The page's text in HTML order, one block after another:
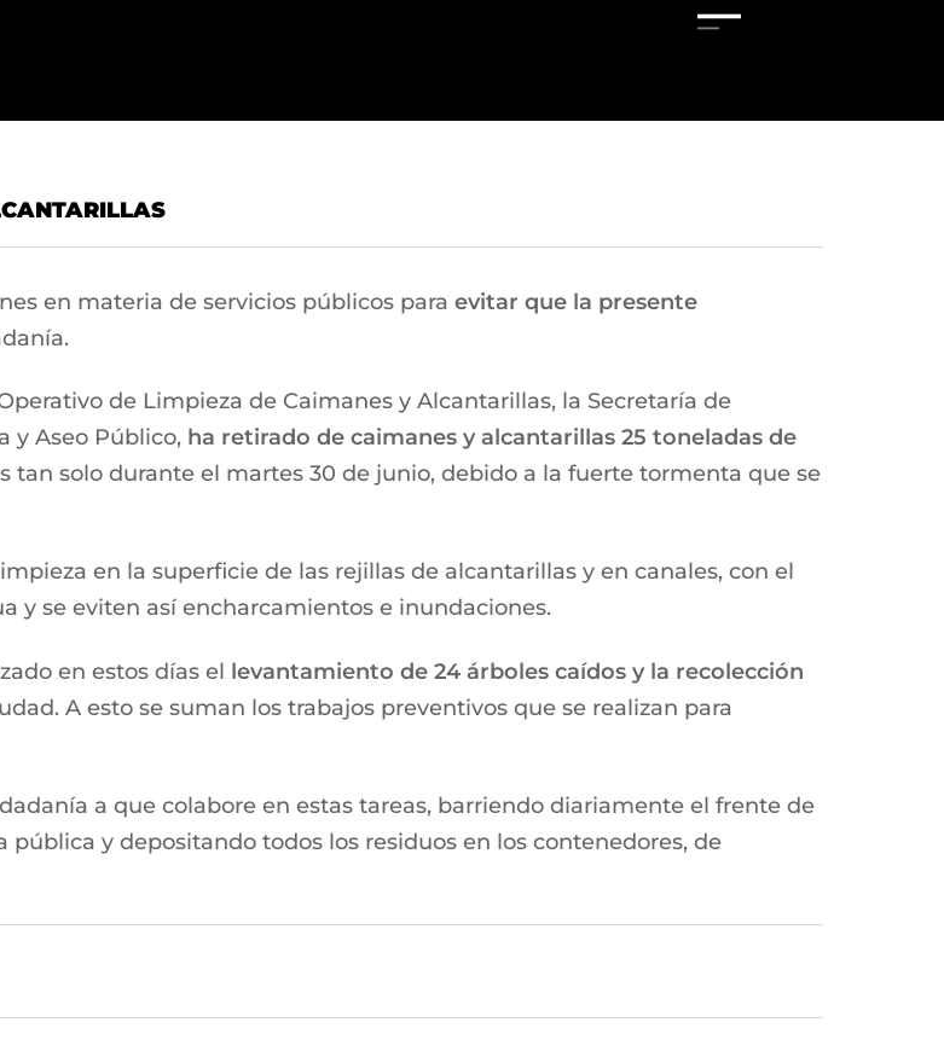
en materia de servicios públicos para evitar que la presente
de Limpieza de Caimanes y Alcantarillas, la Secretaría de
y Aseo Público, ha retirado de caimanes y alcantarillas 25 toneladas de
tan solo durante el martes 30 de junio, debido a la fuerte tormenta que se
en la superficie de las rejillas de alcantarillas y en canales, con el
y se eviten así encharcamientos e inundaciones.
en estos días el levantamiento de 24 árboles caídos y la recolección
A esto se suman los trabajos preventivos que se realizan para
a que colabore en estas tareas, barriendo diariamente el frente de
y depositando todos los residuos en los contenedores, de